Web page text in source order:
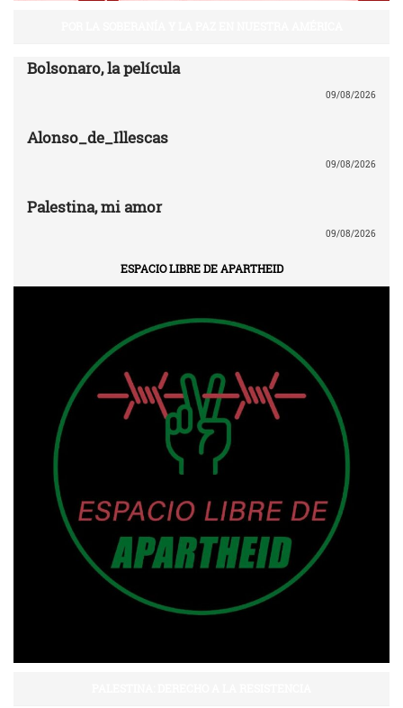
Bolsonaro, la película
09/08/2026
Alonso_de_Illescas
09/08/2026
Palestina, mi amor
09/08/2026
ESPACIO LIBRE DE APARTHEID